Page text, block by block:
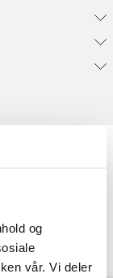
og
vår. Vi deler